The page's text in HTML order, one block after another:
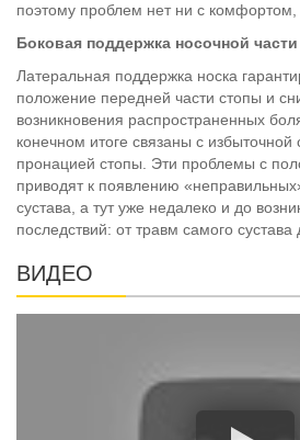
поэтому проблем нет ни с
Боковая поддержка носочной части
Латеральная поддержка носка
положение передней части стопы и
возникновения распространенных
конечном итоге связаны с избыточной
пронацией стопы. Эти проблемы с
приводят к появлению
сустава, а тут уже недалеко и до
последствий: от травм самого
ВИДЕО